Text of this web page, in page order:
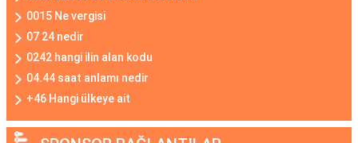
0015 Ne vergisi
07 24 nedir
0242 hangi ilin alan kodu
04.44 saat anlamı nedir
+46 Hangi ülkeye ait